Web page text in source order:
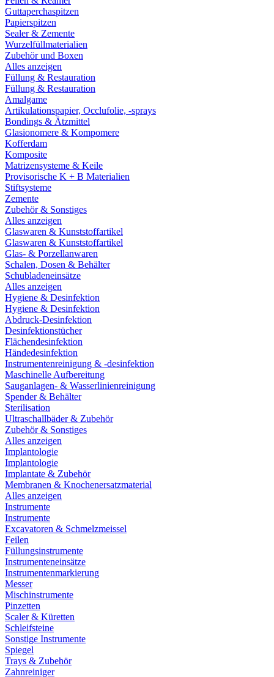
Guttaperchaspitzen
Papierspitzen
Sealer & Zemente
Wurzelfüllmaterialien
Zubehör und Boxen
Alles anzeigen
Füllung & Restauration
Füllung & Restauration
Amalgame
Artikulationspapier, Occlufolie, -sprays
Bondings & Ätzmittel
Glasionomere & Kompomere
Kofferdam
Komposite
Matrizensysteme & Keile
Provisorische K + B Materialien
Stiftsysteme
Zemente
Zubehör & Sonstiges
Alles anzeigen
Glaswaren & Kunststoffartikel
Glaswaren & Kunststoffartikel
Glas- & Porzellanwaren
Schalen, Dosen & Behälter
Schubladeneinsätze
Alles anzeigen
Hygiene & Desinfektion
Hygiene & Desinfektion
Abdruck-Desinfektion
Desinfektionstücher
Flächendesinfektion
Händedesinfektion
Instrumentenreinigung & -desinfektion
Maschinelle Aufbereitung
Sauganlagen- & Wasserlinienreinigung
Spender & Behälter
Sterilisation
Ultraschallbäder & Zubehör
Zubehör & Sonstiges
Alles anzeigen
Implantologie
Implantologie
Implantate & Zubehör
Membranen & Knochenersatzmaterial
Alles anzeigen
Instrumente
Instrumente
Excavatoren & Schmelzmeissel
Feilen
Füllungsinstrumente
Instrumenteneinsätze
Instrumentenmarkierung
Messer
Mischinstrumente
Pinzetten
Scaler & Küretten
Schleifsteine
Sonstige Instrumente
Spiegel
Trays & Zubehör
Zahnreiniger